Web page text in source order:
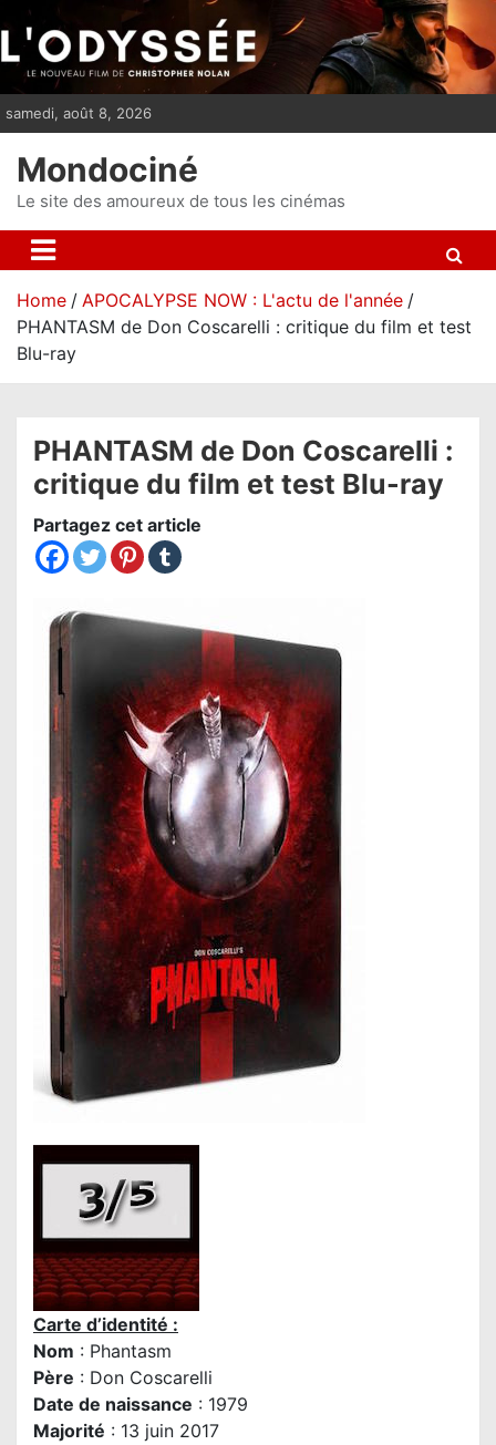
i
p
n
samedi, août 8, 2026
Mondociné
Le site des amoureux de tous les cinémas
Home
APOCALYPSE NOW : L'actu de l'année
PHANTASM de Don Coscarelli : critique du film et test
Blu-ray
PHANTASM de Don Coscarelli :
critique du film et test Blu-ray
Partagez cet article
Carte d’identité :
Nom : Phantasm
Père : Don Coscarelli
Date de naissance : 1979
Majorité : 13 juin 2017